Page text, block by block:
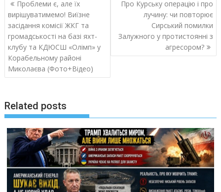
по
записям
Проблеми є, але їх
вирішуватимемо! Виїзне
засідання комісії ЖКГ та
громадськості на базі яхт-
клубу та КДЮСШ «Олімп» у
Корабельному районі
Миколаєва (Фото+Відео)
Про Курську операцію і про
лучину: чи повторює
Сирський помилки
Залужного у протистоянні з
агресором?
Related posts